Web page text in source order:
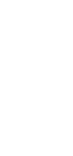
BRP se ha
Formación de
nuestros
A través de
los conductores
orientación
medioambiente
dónde rodemos
principios
para que cada